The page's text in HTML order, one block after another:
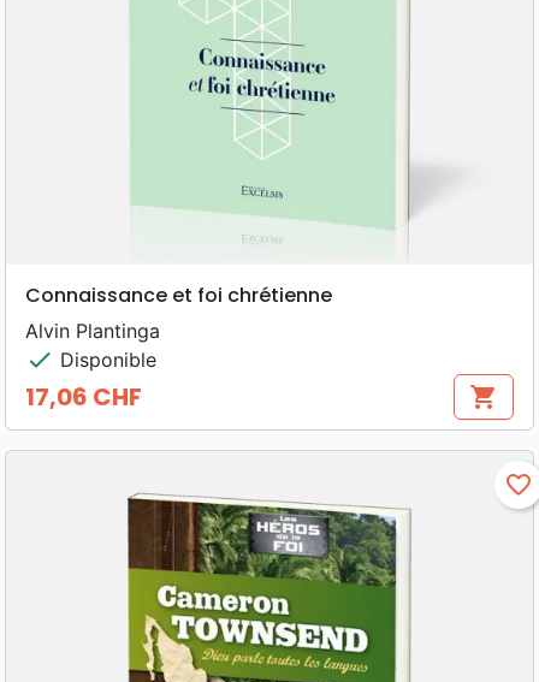
Connaissance et foi chrétienne
Alvin Plantinga
check Disponible
Prix
17,06 CHF shopping_cart
favorite_border